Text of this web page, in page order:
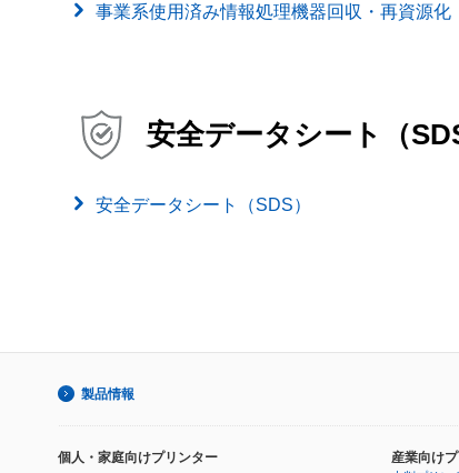
事業系使用済み情報処理機器回収・再資源化
安全データシート（
安全データシート（SDS）
製品情報
個人・家庭向けプリンター 産業向け